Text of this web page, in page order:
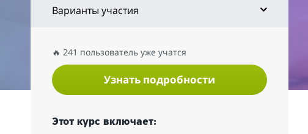
Варианты участия
🔥 241 пользователь уже учатся
Узнать подробности
Этот курс включает: